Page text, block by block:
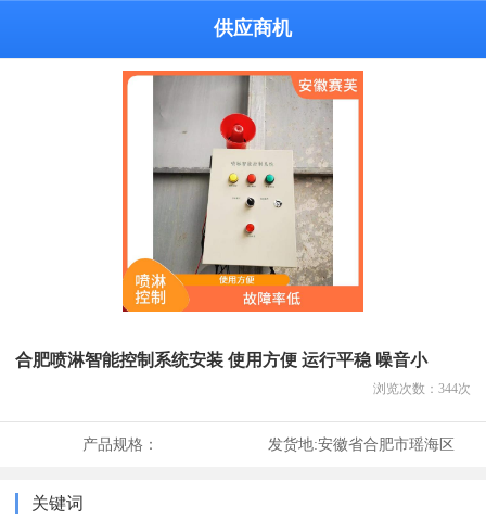
供应商机
合肥喷淋智能控制系统安装 使用方便 运行平稳 噪音小
浏览次数： 344次
产品规格： 发货地:安徽省合肥市瑶海区
关键词